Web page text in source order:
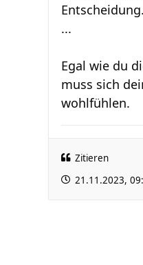
Entscheidung.
...
Egal wie du
muss sich
wohlfühlen.
Zitieren
21.11.2023,